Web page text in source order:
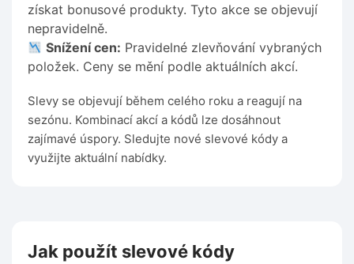
získat bonusové produkty. Tyto akce se objevují
nepravidelně.
Snížení cen: Pravidelné zlevňování vybraných
položek. Ceny se mění podle aktuálních akcí.
Slevy se objevují během celého roku a reagují na
sezónu. Kombinací akcí a kódů lze dosáhnout
zajímavé úspory. Sledujte nové slevové kódy a
využijte aktuální nabídky.
Jak použít slevové kódy